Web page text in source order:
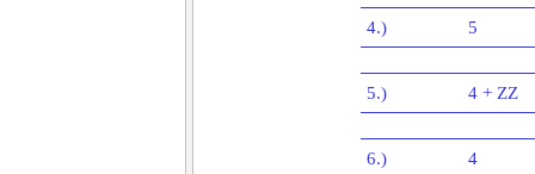
4.) 5
5.) 4 + ZZ
6.) 4